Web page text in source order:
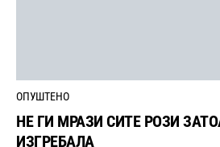
ОПУШТЕНО
НЕ ГИ МРАЗИ СИТЕ РОЗИ
ИЗГРЕБАЛА